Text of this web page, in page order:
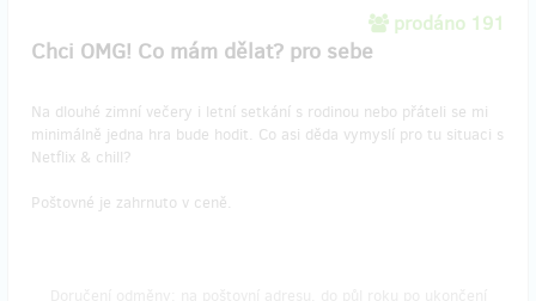
prodáno 191
Chci OMG! Co mám dělat? pro sebe
Na dlouhé zimní večery i letní setkání s rodinou nebo přáteli se mi
minimálně jedna hra bude hodit. Co asi děda vymyslí pro tu situaci s
Netflix & chill?
Poštovné je zahrnuto v ceně.